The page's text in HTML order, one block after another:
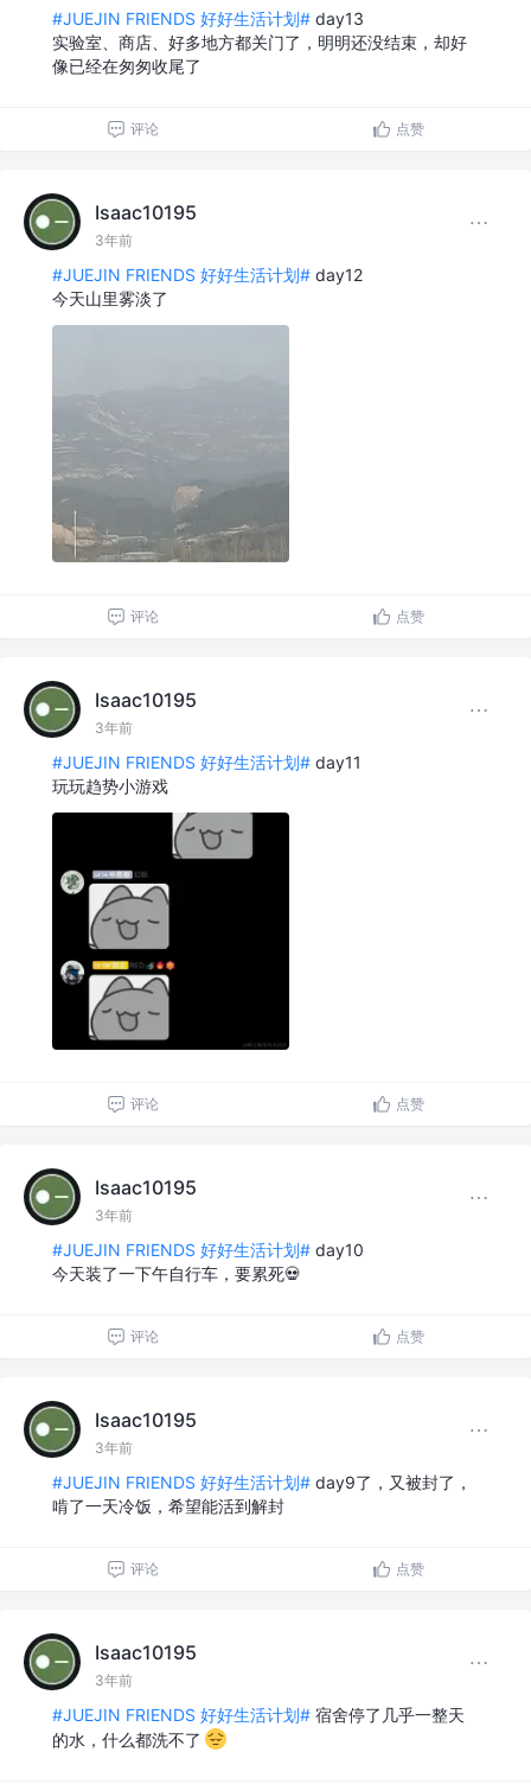
#JUEJIN FRIENDS 好好生活计划# day13
实验室、商店、好多地方都关门了，明明还没结束，却好
像已经在匆匆收尾了
评论 点赞
Isaac10195
3年前
#JUEJIN FRIENDS 好好生活计划# day12
今天山里雾淡了
评论 点赞
Isaac10195
3年前
#JUEJIN FRIENDS 好好生活计划# day11
玩玩趋势小游戏
评论 点赞
Isaac10195
3年前
#JUEJIN FRIENDS 好好生活计划# day10
今天装了一下午自行车，要累死💀
评论 点赞
Isaac10195
3年前
#JUEJIN FRIENDS 好好生活计划# day9了，又被封了，
啃了一天冷饭，希望能活到解封
评论 点赞
Isaac10195
3年前
#JUEJIN FRIENDS 好好生活计划# 宿舍停了几乎一整天
的水，什么都洗不了